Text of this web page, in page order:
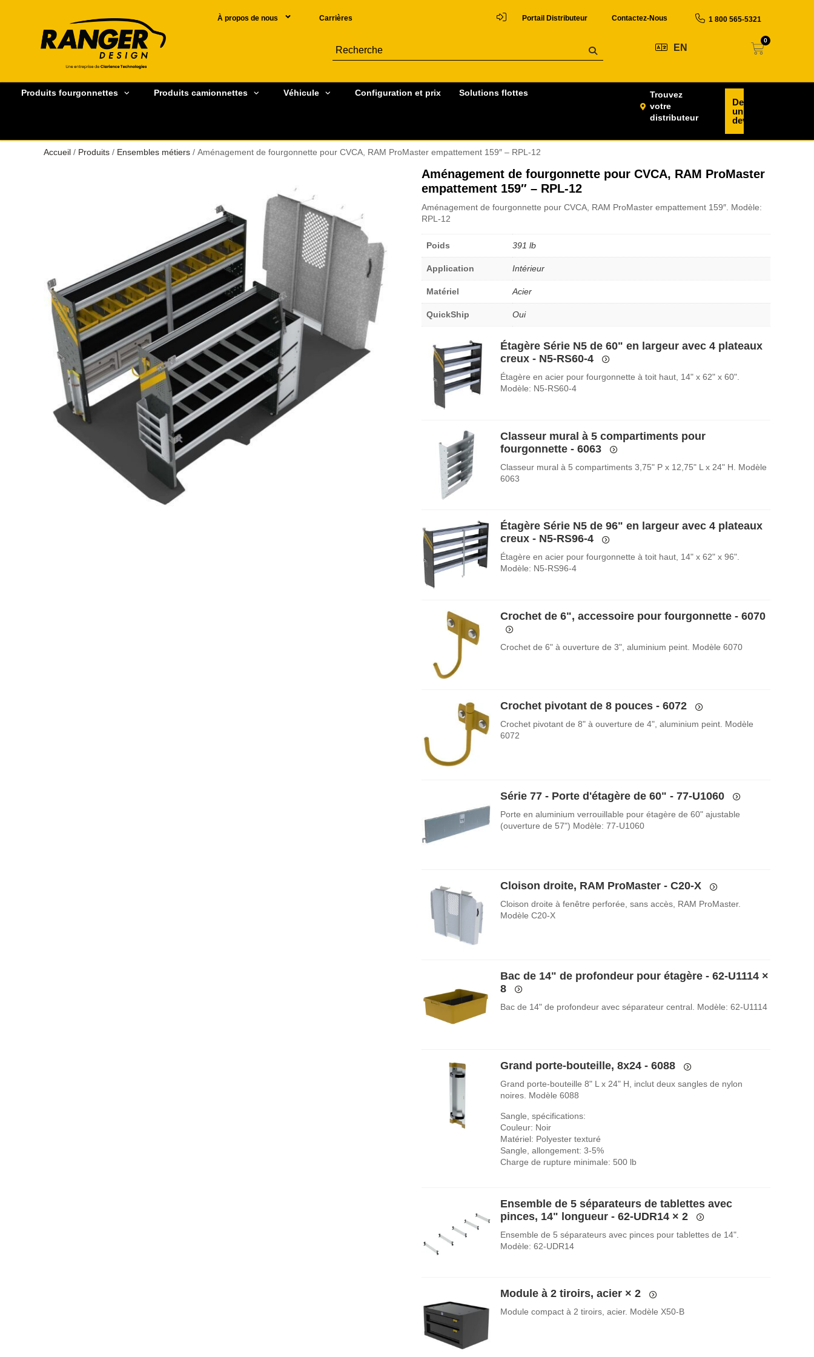
À propos de nous Carrières Portail Distributeur Contactez-Nous 1 800 565-5321
EN
0
Produits fourgonnettes Produits camionnettes Véhicule Configuration et prix Solutions flottes
Trouvez
votre
distributeur
Demander
un
devis
Accueil / Produits / Ensembles métiers / Aménagement de fourgonnette pour CVCA, RAM ProMaster empattement 159″ – RPL-12
Aménagement de fourgonnette pour CVCA, RAM ProMaster
empattement 159″ – RPL-12
Aménagement de fourgonnette pour CVCA, RAM ProMaster empattement 159″. Modèle:
RPL-12
Poids 391 lb
Application Intérieur
Matériel Acier
QuickShip Oui
Étagère Série N5 de 60" en largeur avec 4 plateaux
creux - N5-RS60-4
Étagère en acier pour fourgonnette à toit haut, 14" x 62" x 60".
Modèle: N5-RS60-4
Classeur mural à 5 compartiments pour
fourgonnette - 6063
Classeur mural à 5 compartiments 3,75" P x 12,75" L x 24" H. Modèle
6063
Étagère Série N5 de 96" en largeur avec 4 plateaux
creux - N5-RS96-4
Étagère en acier pour fourgonnette à toit haut, 14" x 62" x 96".
Modèle: N5-RS96-4
Crochet de 6", accessoire pour fourgonnette - 6070
Crochet de 6" à ouverture de 3", aluminium peint. Modèle 6070
Crochet pivotant de 8 pouces - 6072
Crochet pivotant de 8" à ouverture de 4", aluminium peint. Modèle
6072
Série 77 - Porte d'étagère de 60" - 77-U1060
Porte en aluminium verrouillable pour étagère de 60" ajustable
(ouverture de 57") Modèle: 77-U1060
Cloison droite, RAM ProMaster - C20-X
Cloison droite à fenêtre perforée, sans accès, RAM ProMaster.
Modèle C20-X
Bac de 14" de profondeur pour étagère - 62-U1114 ×
8
Bac de 14" de profondeur avec séparateur central. Modèle: 62-U1114
Grand porte-bouteille, 8x24 - 6088
Grand porte-bouteille 8" L x 24" H, inclut deux sangles de nylon
noires. Modèle 6088
Sangle, spécifications:
Couleur: Noir
Matériel: Polyester texturé
Sangle, allongement: 3-5%
Charge de rupture minimale: 500 lb
Ensemble de 5 séparateurs de tablettes avec
pinces, 14" longueur - 62-UDR14 × 2
Ensemble de 5 séparateurs avec pinces pour tablettes de 14".
Modèle: 62-UDR14
Module à 2 tiroirs, acier × 2
Module compact à 2 tiroirs, acier. Modèle X50-B